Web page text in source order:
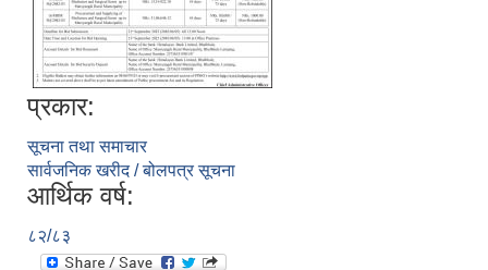
प्रकार:
सूचना तथा समाचार
सार्वजनिक खरीद / बोलपत्र सूचना
आर्थिक वर्ष:
८२/८३